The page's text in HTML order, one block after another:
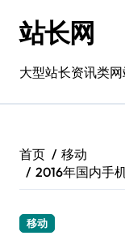
站长网
大型站长资讯类网
首页
移动
2016年国内手
移动